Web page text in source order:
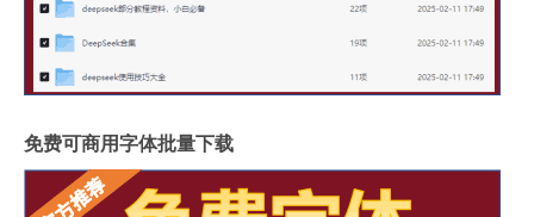
免费可商用字体批量下载